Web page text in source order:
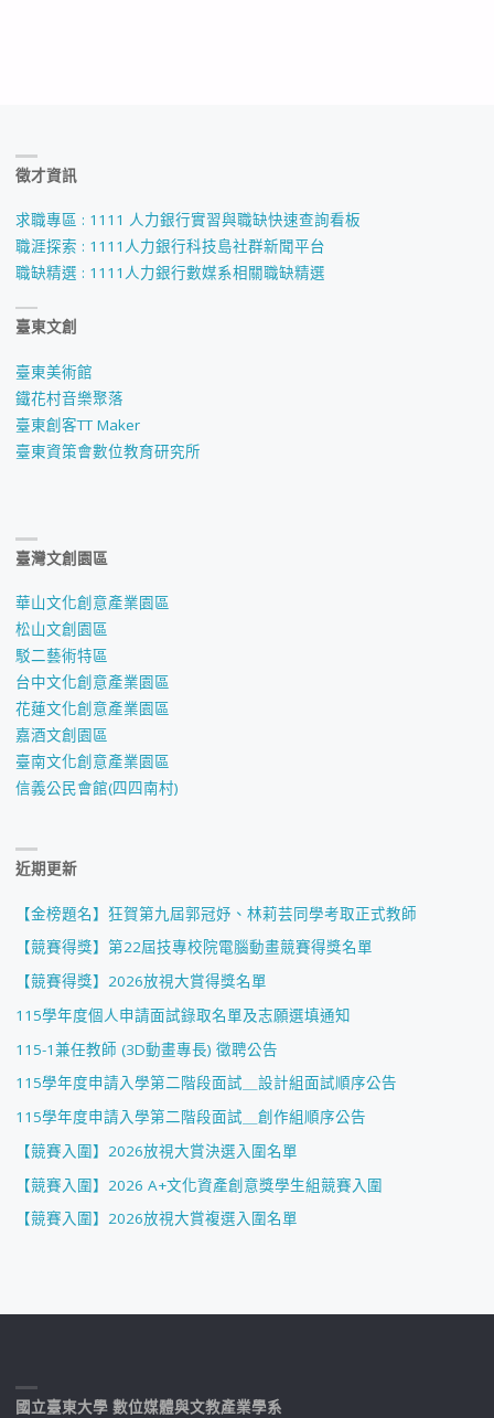
徵才資訊
求職專區 : 1111 人力銀行實習與職缺快速查詢看板
職涯探索 : 1111人力銀行科技島社群新聞平台
職缺精選 : 1111人力銀行數媒系相關職缺精選
臺東文創
臺東美術館
鐵花村音樂聚落
臺東創客TT Maker
臺東資策會數位教育研究所
臺灣文創園區
華山文化創意產業園區
松山文創園區
駁二藝術特區
台中文化創意產業園區
花蓮文化創意產業園區
嘉酒文創園區
臺南文化創意產業園區
信義公民會館(四四南村)
近期更新
【金榜題名】狂賀第九屆郭冠妤、林莉芸同學考取正式教師
【競賽得獎】第22屆技專校院電腦動畫競賽得獎名單
【競賽得獎】2026放視大賞得獎名單
115學年度個人申請面試錄取名單及志願選填通知
115-1兼任教師 (3D動畫專長) 徵聘公告
115學年度申請入學第二階段面試＿設計組面試順序公告
115學年度申請入學第二階段面試＿創作組順序公告
【競賽入圍】2026放視大賞決選入圍名單
【競賽入圍】2026 A+文化資產創意獎學生組競賽入圍
【競賽入圍】2026放視大賞複選入圍名單
國立臺東大學 數位媒體與文教產業學系